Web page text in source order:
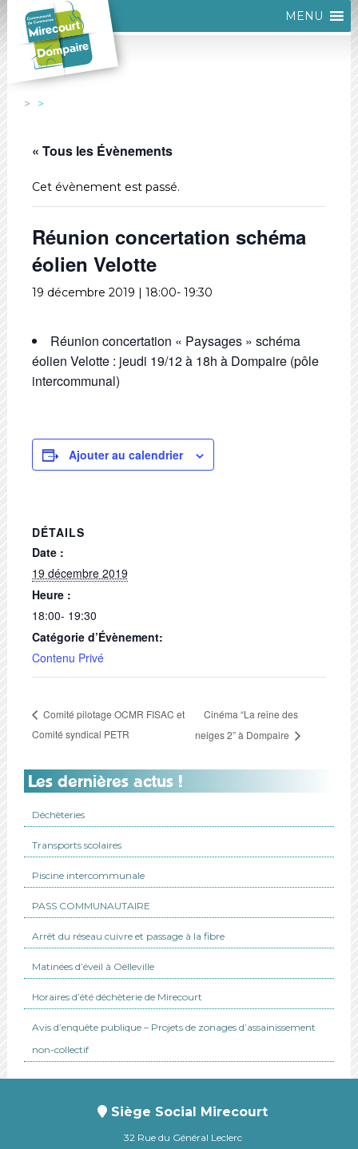
MENU
« Tous les Évènements
Cet évènement est passé.
Réunion concertation schéma
éolien Velotte
19 décembre 2019 | 18:00- 19:30
Réunion concertation « Paysages » schéma
éolien Velotte : jeudi 19/12 à 18h à Dompaire (pôle
intercommunal)
Ajouter au calendrier
DÉTAILS
Date :
19 décembre 2019
Heure :
18:00- 19:30
Catégorie d’Évènement:
Contenu Privé
Comité pilotage OCMR FISAC et
Comité syndical PETR
Cinéma “La reine des
neiges 2” à Dompaire
Les dernières actus !
Déchèteries
Transports scolaires
Piscine intercommunale
PASS COMMUNAUTAIRE
Arrêt du réseau cuivre et passage à la fibre
Matinées d’éveil à Oëlleville
Horaires d’été déchèterie de Mirecourt
Avis d’enquête publique – Projets de zonages d’assainissement
non-collectif
Siège Social Mirecourt
32 Rue du Général Leclerc